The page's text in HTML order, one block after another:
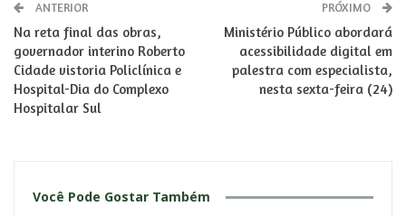
ANTERIOR
Na reta final das obras,
governador interino Roberto
Cidade vistoria Policlínica e
Hospital-Dia do Complexo
Hospitalar Sul
PRÓXIMO
Ministério Público abordará
acessibilidade digital em
palestra com especialista,
nesta sexta-feira (24)
Você Pode Gostar Também